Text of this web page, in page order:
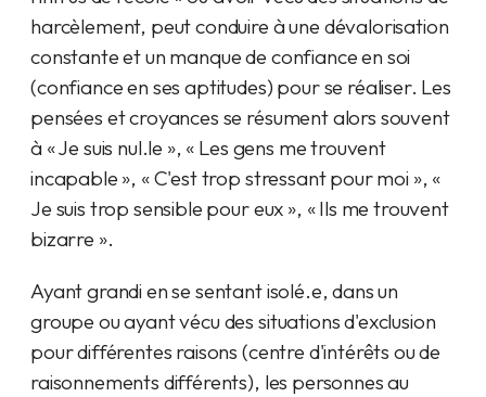
harcèlement, peut conduire à une dévalorisation
constante et un manque de confiance en soi
(confiance en ses aptitudes) pour se réaliser. Les
pensées et croyances se résument alors souvent
à « Je suis nul.le », « Les gens me trouvent
incapable », « C'est trop stressant pour moi », «
Je suis trop sensible pour eux », « Ils me trouvent
bizarre ».
Ayant grandi en se sentant isolé.e, dans un
groupe ou ayant vécu des situations d'exclusion
pour différentes raisons (centre d'intérêts ou de
raisonnements différents), les personnes au